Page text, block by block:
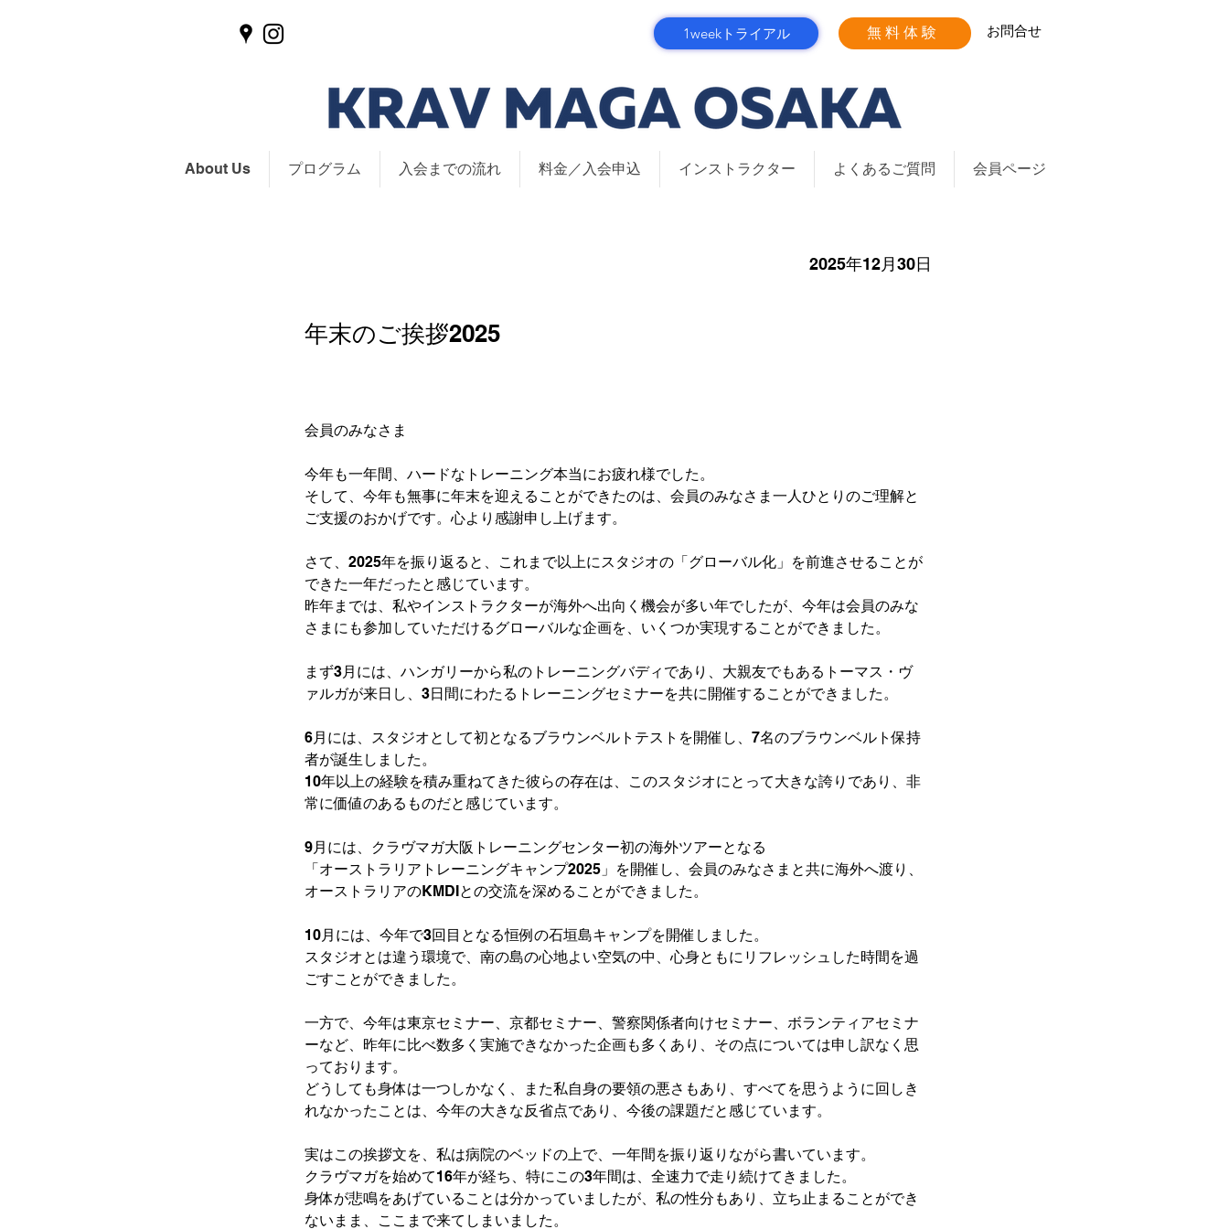
1weekトライアル 無料体験 お問合せ
About Us プログラム 入会までの流れ 料金／入会申込 インストラクター よくあるご質問 会員ページ
2025年12月30日
年末のご挨拶2025
会員のみなさま
今年も一年間、ハードなトレーニング本当にお疲れ様でした。
そして、今年も無事に年末を迎えることができたのは、会員のみなさま一人ひとりのご理解と
ご支援のおかげです。心より感謝申し上げます。
さて、2025年を振り返ると、これまで以上にスタジオの「グローバル化」を前進させることが
できた一年だったと感じています。
昨年までは、私やインストラクターが海外へ出向く機会が多い年でしたが、今年は会員のみな
さまにも参加していただけるグローバルな企画を、いくつか実現することができました。
まず3月には、ハンガリーから私のトレーニングバディであり、大親友でもあるトーマス・ヴ
ァルガが来日し、3日間にわたるトレーニングセミナーを共に開催することができました。
6月には、スタジオとして初となるブラウンベルトテストを開催し、7名のブラウンベルト保持
者が誕生しました。
10年以上の経験を積み重ねてきた彼らの存在は、このスタジオにとって大きな誇りであり、非
常に価値のあるものだと感じています。
9月には、クラヴマガ大阪トレーニングセンター初の海外ツアーとなる
「オーストラリアトレーニングキャンプ2025」を開催し、会員のみなさまと共に海外へ渡り、
オーストラリアのKMDIとの交流を深めることができました。
10月には、今年で3回目となる恒例の石垣島キャンプを開催しました。
スタジオとは違う環境で、南の島の心地よい空気の中、心身ともにリフレッシュした時間を過
ごすことができました。
一方で、今年は東京セミナー、京都セミナー、警察関係者向けセミナー、ボランティアセミナ
ーなど、昨年に比べ数多く実施できなかった企画も多くあり、その点については申し訳なく思
っております。
どうしても身体は一つしかなく、また私自身の要領の悪さもあり、すべてを思うように回しき
れなかったことは、今年の大きな反省点であり、今後の課題だと感じています。
実はこの挨拶文を、私は病院のベッドの上で、一年間を振り返りながら書いています。
クラヴマガを始めて16年が経ち、特にこの3年間は、全速力で走り続けてきました。
身体が悲鳴をあげていることは分かっていましたが、私の性分もあり、立ち止まることができ
ないまま、ここまで来てしまいました。